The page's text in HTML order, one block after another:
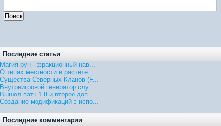
Последние статьи
Магия рун - фракционный нав...
О типах местности и расчёте...
Существа Северных Кланов (F...
Внутриигровой генератор слу...
Вышел патч 1.8 и второе доп...
Создание модификаций с испо...
Последние комментарии